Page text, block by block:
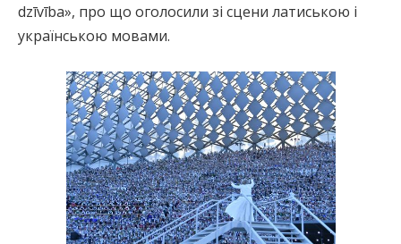
dzīvība», про що оголосили зі сцени латиською і
українською мовами.